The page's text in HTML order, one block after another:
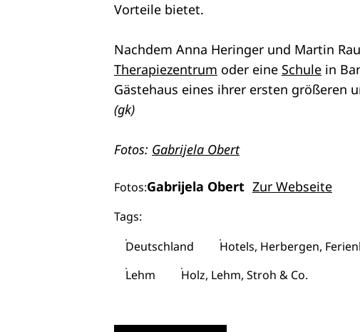
Vorteile bietet.
Nachdem Anna Heringer und Martin
Therapiezentrum oder eine Schule in
Gästehaus eines ihrer ersten größeren
(gk)
Fotos: Gabrijela Obert
Fotos:Gabrijela Obert Zur Webseite
Tags:
Deutschland
Hotels, Herbergen,
Lehm
Holz, Lehm, Stroh & Co.